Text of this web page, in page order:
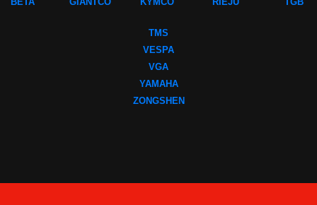
TMS
VESPA
VGA
YAMAHA
ZONGSHEN